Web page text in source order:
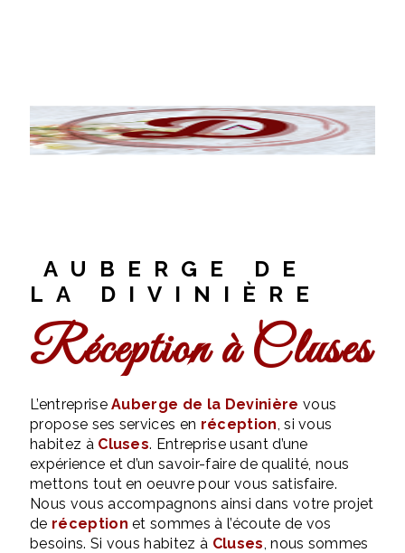
AUBERGE DE
LA DIVINIÈRE
réception à Cluses
L’entrepriseAuberge de la Devinière vous
propose ses services en réception, si vous
habitez à Cluses. Entreprise usant d’une
expérience et d’un savoir-faire de qualité, nous
mettons tout en oeuvre pour vous satisfaire.
Nous vous accompagnons ainsi dans votre projet
de réception et sommes à l’écoute de vos
besoins. Si vous habitez à Cluses, nous sommes